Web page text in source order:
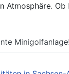
Minigolfanlage!